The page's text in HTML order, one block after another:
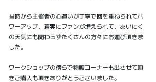
当時から主催者の心遣いが丁寧で回を重ねられてパ
ワーアップ、着実にファンが増えられて、あいにく
の天気にも関わらずたくさんの方々にお運び頂きま
した。
ワークショップの傍らで物販コーナーも出させて頂
きご購入も頂きありがとうございました。